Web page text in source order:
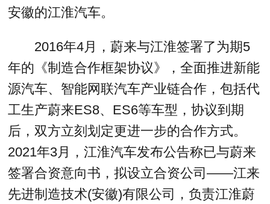
安徽的江淮汽车。
2016年4月，蔚来与江淮签署了为期5
年的《制造合作框架协议》，全面推进新能
源汽车、智能网联汽车产业链合作，包括代
工生产蔚来ES8、ES6等车型，协议到期
后，双方立刻划定更进一步的合作方式。
2021年3月，江淮汽车发布公告称已与蔚来
签署合资意向书，拟设立合资公司——江来
先进制造技术(安徽)有限公司，负责江淮蔚